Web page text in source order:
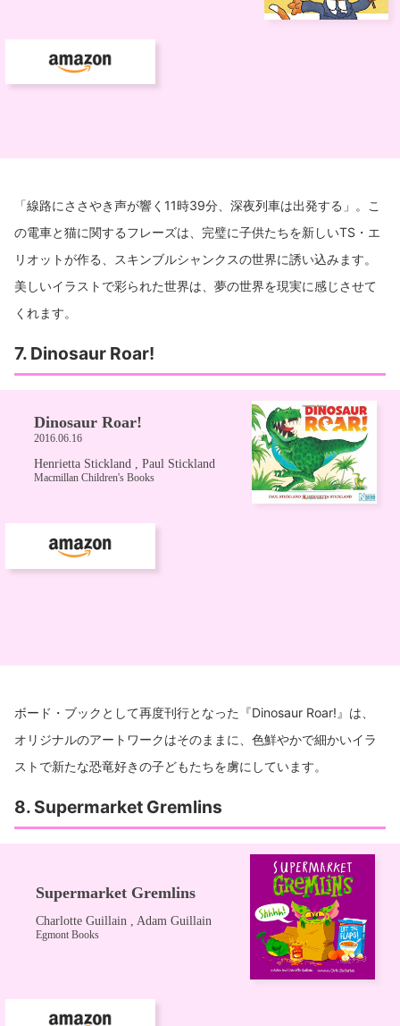
「線路にささやき声が響く11時39分、深夜列車は出発する」。こ
の電車と猫に関するフレーズは、完璧に子供たちを新しいTS・エ
リオットが作る、スキンブルシャンクスの世界に誘い込みます。
美しいイラストで彩られた世界は、夢の世界を現実に感じさせて
くれます。
7. Dinosaur Roar!
ボード・ブックとして再度刊行となった『Dinosaur Roar!』は、
オリジナルのアートワークはそのままに、色鮮やかで細かいイラ
ストで新たな恐竜好きの子どもたちを虜にしています。
8. Supermarket Gremlins